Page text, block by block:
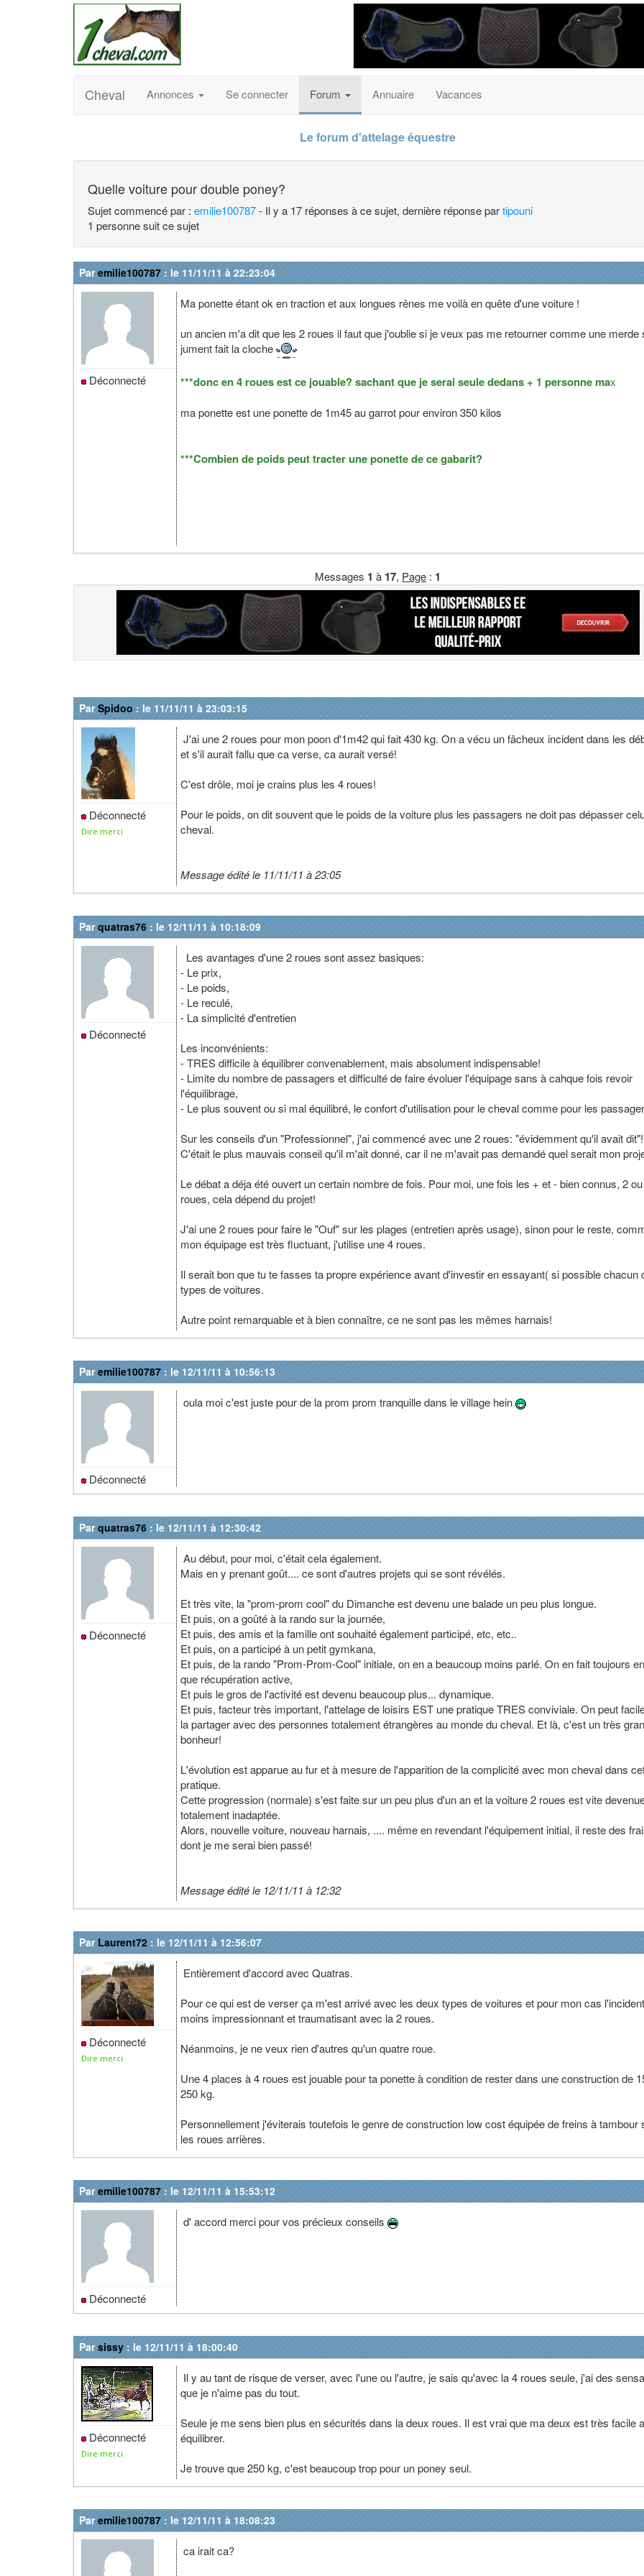
Cheval Annonces Se connecter Forum Annuaire Vacances
Le forum d'attelage équestre
Quelle voiture pour double poney?
Sujet commencé par : emilie100787- Il y a 17 réponses à ce sujet, dernière réponse partipouni
1 personne suit ce sujet
Paremilie100787 : le 11/11/11 à 22:23:04
Déconnecté
Ma ponette étant ok en traction et aux longues rênes me voilà en quête d'une voiture !
un ancien m'a dit que les 2 roues il faut que j'oublie si je veux pas me retourner comme une merde
jument fait la cloche
***donc en 4 roues est ce jouable? sachant que je serai seule dedans + 1 personne max
ma ponette est une ponette de 1m45 au garrot pour environ 350 kilos
***Combien de poids peut tracter une ponette de ce gabarit?
Messages 1 à 17, Page : 1
ParSpidoo : le 11/11/11 à 23:03:15
Déconnecté
Dire merci
J'ai une 2 roues pour mon poon d'1m42 qui fait 430 kg. On a vécu un fâcheux incident dans les
et s'il aurait fallu que ca verse, ca aurait versé!
C'est drôle, moi je crains plus les 4 roues!
Pour le poids, on dit souvent que le poids de la voiture plus les passagers ne doit pas dépasser
cheval.
Message édité le 11/11/11 à 23:05
Parquatras76 : le 12/11/11 à 10:18:09
Déconnecté
Les avantages d'une 2 roues sont assez basiques:
- Le prix,
- Le poids,
- Le reculé,
- La simplicité d'entretien
Les inconvénients:
- TRES difficile à équilibrer convenablement, mais absolument indispensable!
- Limite du nombre de passagers et difficulté de faire évoluer l'équipage sans à cahque fois revoir
l'équilibrage,
- Le plus souvent ou si mal équilibré, le confort d'utilisation pour le cheval comme pour les
Sur les conseils d'un "Professionnel", j'ai commencé avec une 2 roues: "évidemment qu'il avait dit"!
C'était le plus mauvais conseil qu'il m'ait donné, car il ne m'avait pas demandé quel serait mon
Le débat a déja été ouvert un certain nombre de fois. Pour moi, une fois les + et - bien connus, 2
roues, cela dépend du projet!
J'ai une 2 roues pour faire le "Ouf" sur les plages (entretien après usage), sinon pour le reste,
mon équipage est très fluctuant, j'utilise une 4 roues.
Il serait bon que tu te fasses ta propre expérience avant d'investir en essayant( si possible chacun
types de voitures.
Autre point remarquable et à bien connaître, ce ne sont pas les mêmes harnais!
Paremilie100787 : le 12/11/11 à 10:56:13
Déconnecté
oula moi c'est juste pour de la prom prom tranquille dans le village hein
Parquatras76 : le 12/11/11 à 12:30:42
Déconnecté
Au début, pour moi, c'était cela également.
Mais en y prenant goût.... ce sont d'autres projets qui se sont révélés.
Et très vite, la "prom-prom cool" du Dimanche est devenu une balade un peu plus longue.
Et puis, on a goûté à la rando sur la journée,
Et puis, des amis et la famille ont souhaité également participé, etc, etc..
Et puis, on a participé à un petit gymkana,
Et puis, de la rando "Prom-Prom-Cool" initiale, on en a beaucoup moins parlé. On en fait toujours
que récupération active,
Et puis le gros de l'activité est devenu beaucoup plus... dynamique.
Et puis, facteur très important, l'attelage de loisirs EST une pratique TRES conviviale. On peut
la partager avec des personnes totalement étrangères au monde du cheval. Et là, c'est un très
bonheur!
L'évolution est apparue au fur et à mesure de l'apparition de la complicité avec mon cheval dans
pratique.
Cette progression (normale) s'est faite sur un peu plus d'un an et la voiture 2 roues est vite
totalement inadaptée.
Alors, nouvelle voiture, nouveau harnais, .... même en revendant l'équipement initial, il reste des
dont je me serai bien passé!
Message édité le 12/11/11 à 12:32
Par Laurent72 : le 12/11/11 à 12:56:07
Déconnecté
Dire merci
Entièrement d'accord avec Quatras.
Pour ce qui est de verser ça m'est arrivé avec les deux types de voitures et pour mon cas
moins impressionnant et traumatisant avec la 2 roues.
Néanmoins, je ne veux rien d'autres qu'un quatre roue.
Une 4 places à 4 roues est jouable pour ta ponette à condition de rester dans une construction de
250 kg.
Personnellement j'éviterais toutefois le genre de construction low cost équipée de freins à tambour
les roues arrières.
Paremilie100787 : le 12/11/11 à 15:53:12
Déconnecté
d' accord merci pour vos précieux conseils
Parsissy : le 12/11/11 à 18:00:40
Déconnecté
Dire merci
Il y au tant de risque de verser, avec l'une ou l'autre, je sais qu'avec la 4 roues seule, j'ai des
que je n'aime pas du tout.
Seule je me sens bien plus en sécurités dans la deux roues. Il est vrai que ma deux est très facile a
équilibrer.
Je trouve que 250 kg, c'est beaucoup trop pour un poney seul.
Paremilie100787 : le 12/11/11 à 18:08:23
ca irait ca?